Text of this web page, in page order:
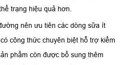
trạng hiệu quả hơn.
nên ưu tiên các dòng sữa ít
công thức chuyên biệt hỗ trợ kiểm
phẩm còn được bổ sung thêm